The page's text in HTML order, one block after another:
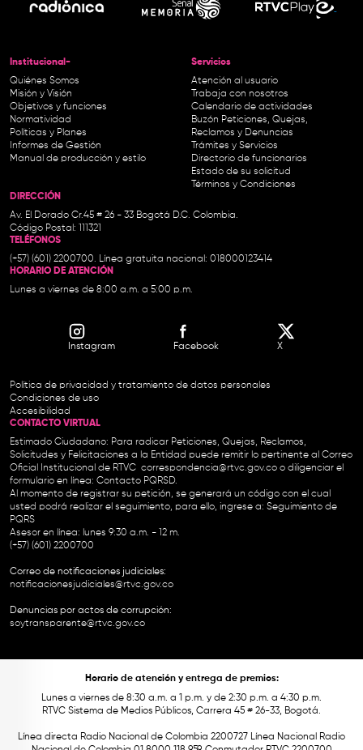
Institucional-
Quiénes Somos
Misión y Visión
Objetivos y funciones
Normatividad
Políticas y Planes
Informes de Gestión
Manual de producción y estilo
Servicios
Atención al usuario
Trabaja con nosotros
Calendario de actividades
Buzón Peticiones, Quejas,
Reclamos y Denuncias
Trámites y Servicios
Directorio de funcionarios
Estado de su solicitud
Términos y Condiciones
DIRECCIÓN
Av. El Dorado Cr.45 # 26 - 33 Bogotá D.C. Colombia.
Código Postal: 111321
TELÉFONOS
(+57) (601) 2200700. Línea gratuita nacional: 018000123414
HORARIO DE ATENCIÓN
Lunes a viernes de 8:00 a.m. a 5:00 p.m.
Instagram Facebook X
Política de privacidad y tratamiento de datos personales
Condiciones de uso
Accesibilidad
CONTACTO VIRTUAL
Estimado Ciudadano: Para radicar Peticiones, Quejas, Reclamos,
Solicitudes y Felicitaciones a la Entidad puede remitir lo pertinente al Correo
Oficial Institucional de RTVC correspondencia@rtvc.gov.co o diligenciar el
formulario en línea: Contacto PQRSD.
Al momento de registrar su petición, se generará un código con el cual
usted podrá realizar el seguimiento, para ello, ingrese a: Seguimiento de
PQRS
Asesor en línea: lunes 9:30 a.m. - 12 m.
(+57) (601) 2200700
Correo de notificaciones judiciales:
notificacionesjudiciales@rtvc.gov.co
Denuncias por actos de corrupción:
soytransparente@rtvc.gov.co
Horario de atención y entrega de premios:
Lunes a viernes de 8:30 a.m. a 1 p.m. y de 2:30 p.m. a 4:30 p.m.
RTVC Sistema de Medios Públicos, Carrera 45 # 26-33, Bogotá.
Línea directa Radio Nacional de Colombia 2200727 Línea Nacional Radio